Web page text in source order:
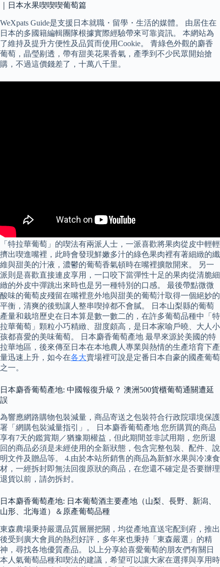
｜日本水果喫喫喫葡萄篇
WeXpats Guide是支援日本就職・留學・生活的媒體。 由居住在
日本的多國籍編輯團隊根據實際經驗帶來可靠資訊。 本網站為
了維持及提升方便性及品質而使用Cookie。 青綠色外觀的麝香
葡萄，晶瑩剔透，帶有甜美花果香氣，產季到不少民眾開始搶
購，不過這價錢差了，十萬八千里。
「特拉華葡萄」的喫法有兩派人士，一派喜歡將果肉從皮中輕輕
擠出喫進嘴裡，此時會發現鮮嫩多汁的綠色果肉裡有著細緻的纖
維與甜美的汁液，濃鬱的葡萄香氣頓時在嘴裡擴散開來。 另一
派則是喜歡直接連皮享用，一口咬下當彈性十足的果肉從清脆細
緻的外皮中彈跳出來時也是另一種特別的口感。 最後帶點微微
酸味的葡萄皮殘留在嘴裡意外地與甜美的葡萄汁取得一個絕妙的
平衡，清爽的後勁讓人整串喫掉都不會膩。 日本山梨縣的葡萄
產量和栽培歷史在日本算是數一數二的，在許多葡萄品種中「特
拉華葡萄」顆粒小巧精緻、甜度頗高，是日本家喻戶曉、大人小
孩都喜愛的美味葡萄。 日本麝香葡萄產地 最早來源於美國的特
拉華地區，後來傳至日本在本地農人專業與熱情的生產培育下產
量迅速上升，如今在各大賣場裡可說是定番日本自豪的國產葡萄
之一。
日本麝香葡萄產地: 中國報復升級？ 澳洲500貨櫃葡萄通關遭延
誤
為響應網路購物包裝減量，商品寄送之包裝符合行政院環境保護
署「網購包裝減量指引」。 日本麝香葡萄產地 您所購買的商品
享有7天的鑑賞期／猶豫期權益，但此期間並非試用期，您所退
回的商品必須是未經使用的全新狀態，包含完整包裝、配件、說
明文件及贈品等。 4.由於本站所銷售的商品為新鮮水果與冷凍食
材，一經拆封即無法回復原狀的商品，在您還不確定是否要辦理
退貨以前，請勿拆封。
日本麝香葡萄產地: 日本葡萄酒主要產地（山梨、長野、新潟、
山形、北海道）＆原產葡萄品種
東森農場秉持嚴選品質層層把關，均從產地直送宅配到府，推出
後受到廣大會員的熱烈好評，多年來也秉持「東森嚴選」的精
神，尋找各地優質產品。 以上分享給喜愛葡萄的朋友們有關日
本人氣葡萄品種和喫法的建議，希望可以讓大家在選擇與享用時